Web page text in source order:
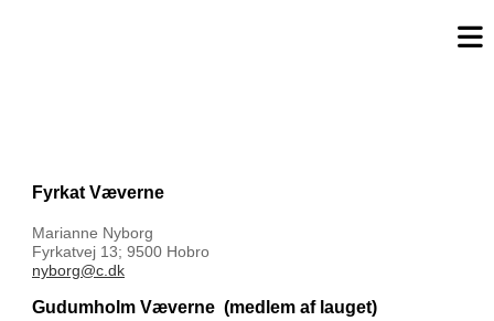
Fyrkat Væverne
Marianne Nyborg
Fyrkatvej 13; 9500 Hobro
nyborg@c.dk
Gudumholm Væverne (medlem af lauget)